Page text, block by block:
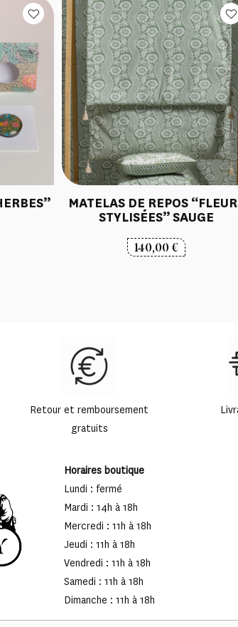
MATELAS DE REPOS
STYLISÉES” SAUGE
140,00€
Retour et remboursement
gratuits
Horaires boutique
Lundi : fermé
Mardi : 14h à 18h
Mercredi : 11h à 18h
Jeudi : 11h à 18h
Vendredi : 11h à 18h
Samedi : 11h à 18h
Dimanche : 11h à 18h